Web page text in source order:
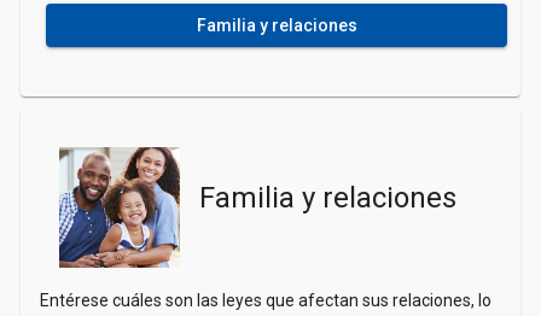
Familia y relaciones
Familia y relaciones
Entérese cuáles son las leyes que afectan sus relaciones, lo